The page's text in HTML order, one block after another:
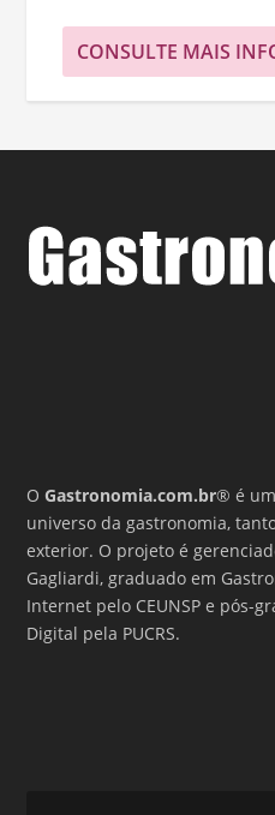
CONSULTE MAIS
OGastronomia.com.br® é
universo da gastronomia,
exterior. O projeto é
Gagliardi, graduado em
Internet pelo CEUNSP e pós-
Digital pela PUCRS.